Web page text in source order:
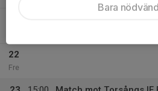
22
Fre
Bara